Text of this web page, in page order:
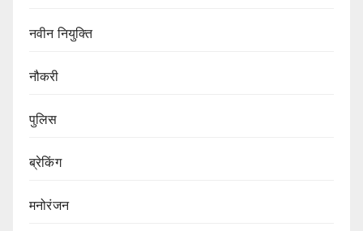
नवीन नियुक्ति
नौकरी
पुलिस
ब्रेकिंग
मनोरंजन